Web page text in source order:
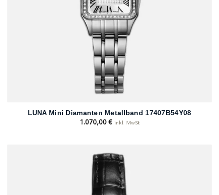
LUNA Mini Diamanten Metallband 17407B54Y08
1.070,00 € inkl. MwSt